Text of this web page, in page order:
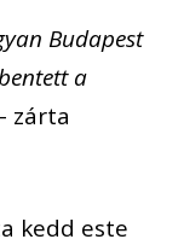
Budapest
a
zárta
kedd este